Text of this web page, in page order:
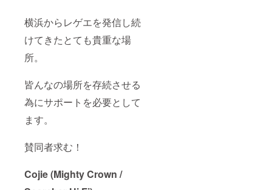
横浜からレゲエを発信し続
けてきたとても貴重な場
所。
皆んなの場所を存続させる
為にサポートを必要として
ます。
賛同者求む！
Cojie (Mighty Crown /